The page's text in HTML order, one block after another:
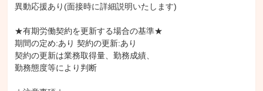
異動応援あり(面接時に詳細説明いたします)
★有期労働契約を更新する場合の基準★
期間の定め:あり 契約の更新:あり
契約の更新は業務取得量、勤務成績、
勤務態度等により判断